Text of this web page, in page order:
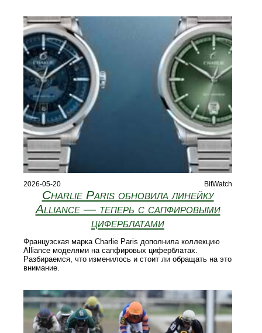
2026-05-20 BitWatch
Charlie Paris обновила линейку
Alliance — теперь с сапфировыми
циферблатами
Французская марка Charlie Paris дополнила коллекцию
Alliance моделями на сапфировых циферблатах.
Разбираемся, что изменилось и стоит ли обращать на это
внимание.